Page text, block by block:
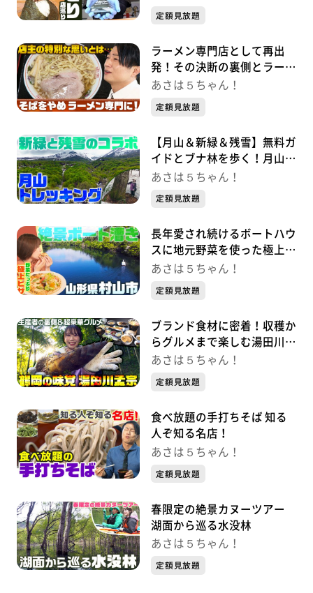
定額見放題
ラーメン専門店として再出
発！その決断の裏側とラーメ
ンへのこだわりとは【麺道自
あさは５ちゃん！
定額見放題
【月山＆新緑＆残雪】無料ガ
イドとブナ林を歩く！月山の
残雪トレッキング
あさは５ちゃん！
定額見放題
長年愛され続けるボートハウ
スに地元野菜を使った極上ピ
ザを堪能！
あさは５ちゃん！
定額見放題
ブランド食材に密着！収穫か
らグルメまで楽しむ湯田川孟
宗
あさは５ちゃん！
定額見放題
食べ放題の手打ちそば 知る
人ぞ知る名店！
あさは５ちゃん！
定額見放題
春限定の絶景カヌーツアー
湖面から巡る水没林
あさは５ちゃん！
定額見放題